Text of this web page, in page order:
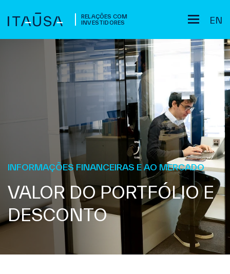
RELAÇÕES COM
INVESTIDORES
EN
INFORMAÇÕES FINANCEIRAS E AO MERCADO
VALOR DO PORTFÓLIO E
DESCONTO